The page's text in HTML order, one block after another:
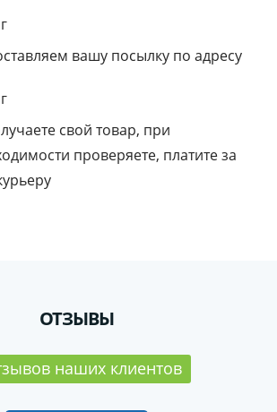
вашу посылку по адресу
свой товар, при
проверяете, платите за
ОТЗЫВЫ
наших клиентов